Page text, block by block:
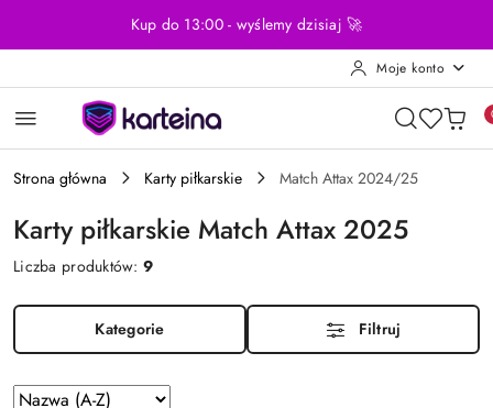
Przejdź do treści głównej
Przejdź do wyszukiwarki
Przejdź do moje konto
Przejdź do menu głównego
Przejdź do stopkiKup do 13:00 - wyślemy dzisiaj 🚀
Moje konto
Strona główna Karty piłkarskie Match Attax 2024/25
Karty piłkarskie Match Attax 2025
Liczba produktów:9
Kategorie Filtruj
Sortuj